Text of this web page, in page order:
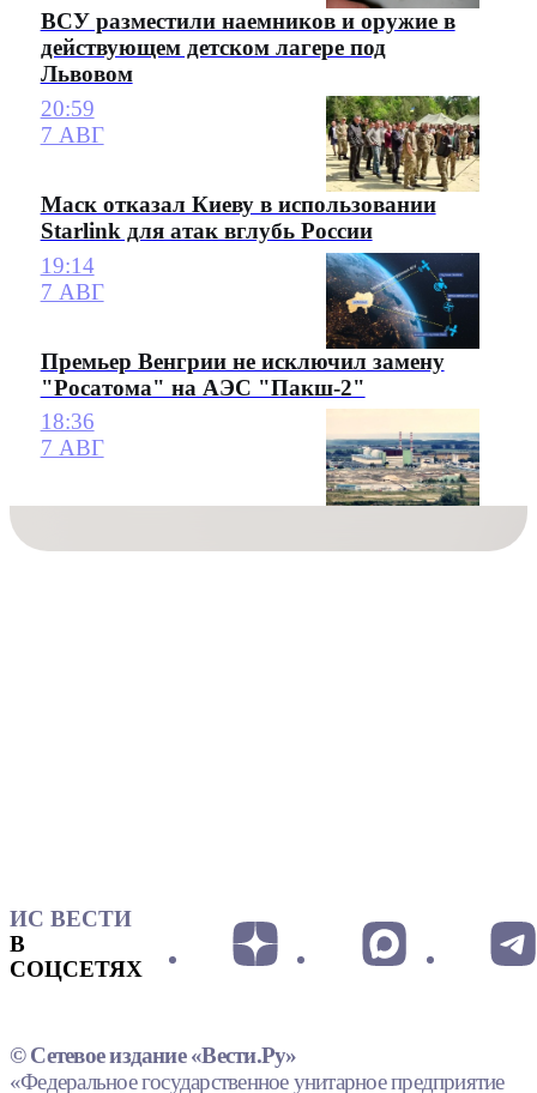
ВСУ разместили наемников и оружие в
действующем детском лагере под
Львовом
20:59
7 АВГ
Маск отказал Киеву в использовании
Starlink для атак вглубь России
19:14
7 АВГ
Премьер Венгрии не исключил замену
"Росатома" на АЭС "Пакш-2"
18:36
7 АВГ
ИС ВЕСТИ
В
СОЦСЕТЯХ
© Сетевое издание «Вести.Ру»
«Федеральное государственное унитарное предприятие